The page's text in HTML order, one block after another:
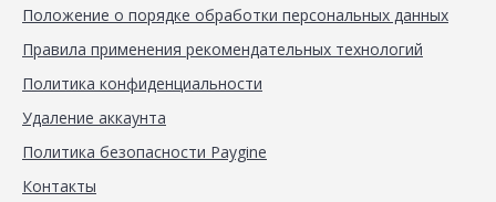
Положение о порядке обработки персональных данных
Правила применения рекомендательных технологий
Политика конфиденциальности
Удаление аккаунта
Политика безопасности Paygine
Контакты